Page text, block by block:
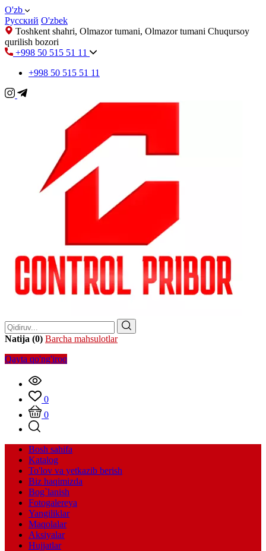
O'zb
Русский O'zbek
Toshkent shahri, Olmazor tumani, Olmazor tumani Chuqursoy
qurilish bozori
+998 50 515 51 11
+998 50 515 51 11
Natija (0) Barcha mahsulotlar
Qayta qo'ng'iroq
0
0
Bosh sahifa
Katalog
To'lov va yetkazib berish
Biz haqimizda
Bog`lanish
Fotogalereya
Yangiliklar
Maqolalar
Aksiyalar
Hujjatlar